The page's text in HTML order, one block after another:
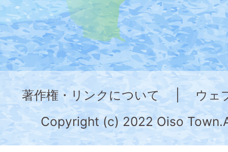
た
地
図。
神
奈
川
県
の
著作権・リンクについて
ウェ
Copyright (c) 2022 Oiso